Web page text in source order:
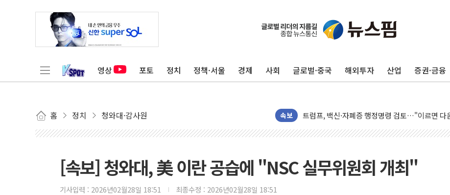
영상 포토 정치 정책·서울 경제 사회 글로벌·중국 해외투자 산업 증권·금융
홈 정치 청와대·감사원 속보
미 연준 매파 기세 꺾이나…고용 감소에 9월 동결
트럼프, 백신·자폐증 행정명령 검토…"이르면 다
이란 핵심 원유 수출항 '하르그섬', 최근 1주일
[AI MY 뉴스] 뉴욕 반도체주 프리뷰...美 고용 쇼
[속보] 청와대, 美 이란 공습에 "NSC 실무위원회 개최"
기사입력 : 2026년02월28일 18:51 최종수정 : 2026년02월28일 18:51